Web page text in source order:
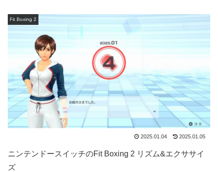
Fit Boxing 2
2025.01.04 2025.01.05
ニンテンドースイッチのFit Boxing 2 リズム&エクササイ
ズ